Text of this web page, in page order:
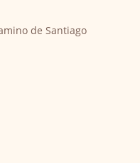
de Santiago